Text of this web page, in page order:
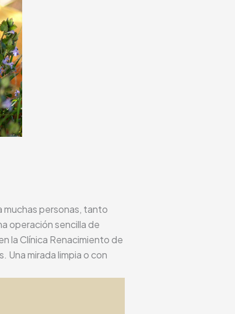
muchas personas, tanto
operación sencilla de
la Clínica Renacimiento de
Una mirada limpia o con